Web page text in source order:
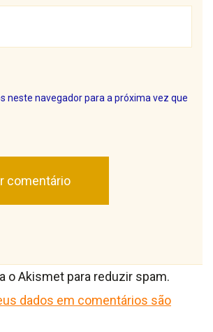
neste navegador para a próxima vez que
o Akismet para reduzir spam.
dados em comentários são